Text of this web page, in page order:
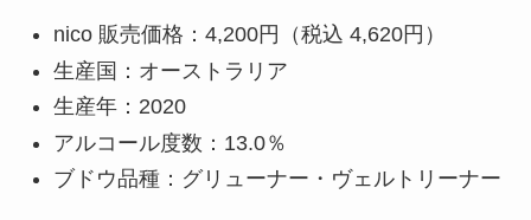
nico 販売価格：4,200円（税込 4,620円）
生産国：オーストラリア
生産年：2020
アルコール度数：13.0％
ブドウ品種：グリューナー・ヴェルトリーナー